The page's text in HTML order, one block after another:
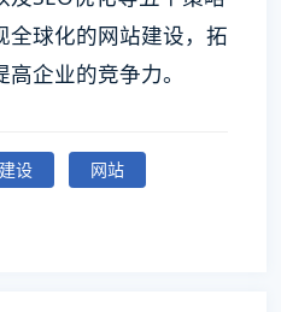
全球化的网站建设，拓
企业的竞争力。
建设
网站